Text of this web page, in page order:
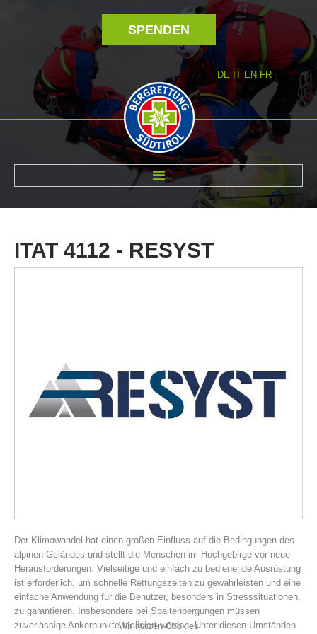
SPENDEN
DE IT EN FR
ITAT 4112 - RESYST
Der Klimawandel hat einen großen Einfluss auf die Bedingungen des
alpinen Geländes und stellt die Menschen im Hochgebirge vor neue
Herausforderungen. Vielseitige und einfach zu bedienende Ausrüstung
ist erforderlich, um schnelle Rettungszeiten zu gewährleisten und eine
einfache Anwendung für die Benutzer, besonders in Stresssituationen,
zu garantieren. Insbesondere bei Spaltenbergungen müssen
zuverlässige Ankerpunkte realisiert werden. Unter diesen Umständen
Wir nutzen Cookies